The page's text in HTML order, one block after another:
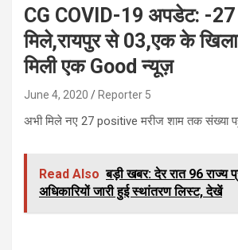
CG COVID-19 अपडेट: -
मिले,रायपुर से 03,एक के
मिली एक Good न्यूज़
June 4, 2020 Reporter 5
अभी मिले नए 27 positive मरीज शाम तक संख्या
Read Also बड़ी खबर: देर रात 96 राज्य
अधिकारियों जारी हुई स्थांतरण लिस्ट, देखें